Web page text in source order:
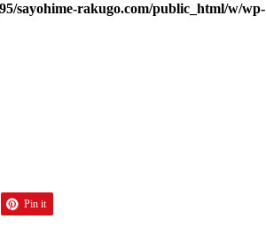
sayohime-rakugo.com/public_html/w/wp-
Pin it